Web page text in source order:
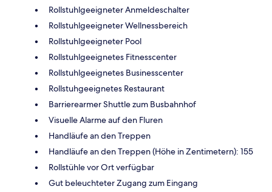
Rollstuhlgeeigneter Anmeldeschalter
Rollstuhlgeeigneter Wellnessbereich
Rollstuhlgeeigneter Pool
Rollstuhlgeeignetes Fitnesscenter
Rollstuhlgeeignetes Businesscenter
Rollstuhgeeignetes Restaurant
Barrierearmer Shuttle zum Busbahnhof
Visuelle Alarme auf den Fluren
Handläufe an den Treppen
Handläufe an den Treppen (Höhe in Zentimetern): 155
Rollstühle vor Ort verfügbar
Gut beleuchteter Zugang zum Eingang